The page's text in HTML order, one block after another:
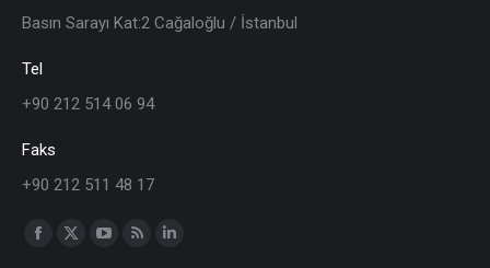
Basın Sarayı Kat:2 Cağaloğlu / İstanbul
Tel
+90 212 514 06 94
Faks
+90 212 511 48 17
Find us on: